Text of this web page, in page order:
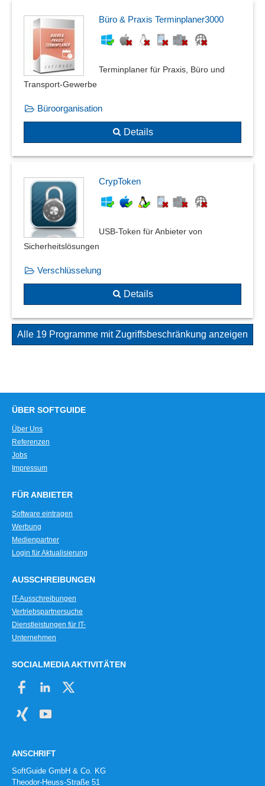
Büro & Praxis Terminplaner3000
Terminplaner für Praxis, Büro und
Transport-Gewerbe
Büroorganisation
Details
CrypToken
USB-Token für Anbieter von
Sicherheitslösungen
Verschlüsselung
Details
Alle 19 Programme mit Zugriffsbeschränkung anzeigen
ÜBER SOFTGUIDE
Über Uns
Referenzen
Jobs
Impressum
FÜR ANBIETER
Software eintragen
Werbung
Medienpartner
Login für Aktualisierung
AUSSCHREIBUNGEN
IT-Ausschreibungen
Vertriebspartnersuche
Dienstleistungen für IT-
Unternehmen
SOCIALMEDIA AKTIVITÄTEN
ANSCHRIFT
SoftGuide GmbH & Co. KG
Theodor-Heuss-Straße 51